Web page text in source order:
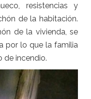
resistencias y
de la habitación.
de la vivienda, se
por lo que la familia
de incendio.